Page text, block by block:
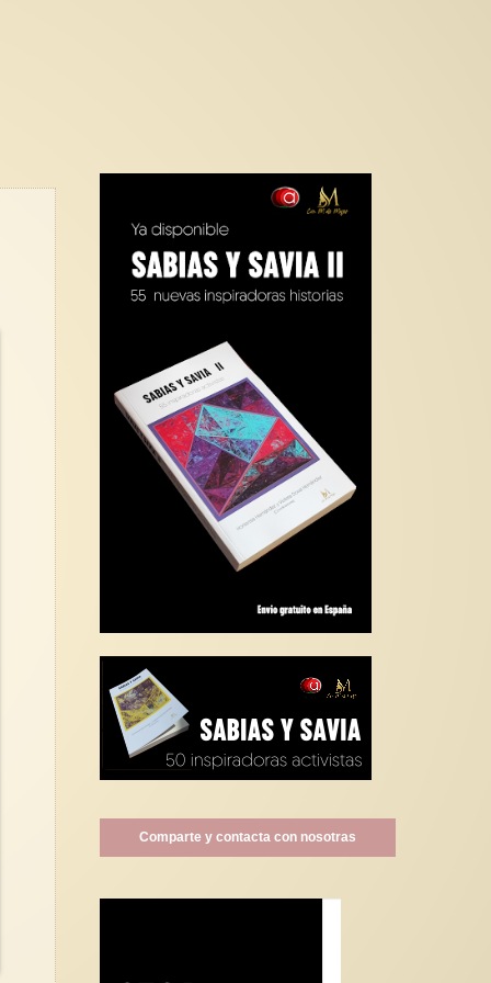
Comparte y contacta con nosotras